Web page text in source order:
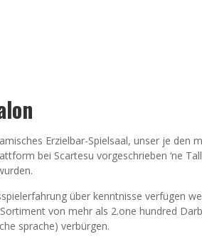
Erzielbar-Spielsaal, unser je
bei Scartesu vorgeschrieben ‘ne
über kenntnisse verfügen
von mehr als 2.one hundred
sprache) verbürgen.